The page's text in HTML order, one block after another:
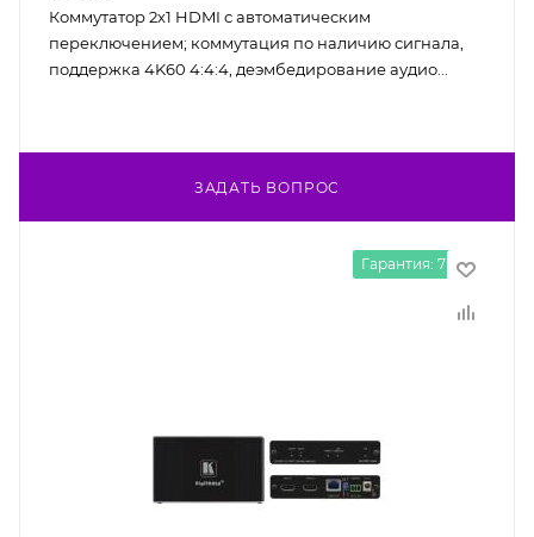
Коммутатор 2х1 HDMI с автоматическим
переключением; коммутация по наличию сигнала,
поддержка 4K60 4:4:4, деэмбедирование аудио...
ЗАДАТЬ ВОПРОС
Гарантия: 7 лет